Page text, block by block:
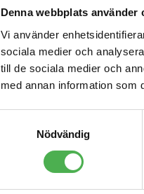
Denna webbplats använder
Vi använder
sociala medier och
till de sociala medier och
med annan information som
Nödvändig